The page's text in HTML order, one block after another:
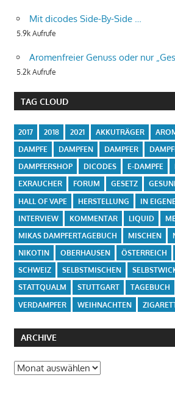
Mit dicodes Side-By-Side …
5.9k Aufrufe
Aromenfreier Genuss oder nur
5.2k Aufrufe
TAG CLOUD
2017 2018 2021 AKKUTRÄGER
DAMPFE
DAMPFEN DAMPFER
DAMPFERSHOP
DICODES E-DAMPFE
EXRAUCHER
FORUM GESETZ
HALL OF VAPE
HERSTELLUNG
IN
INTERVIEW
KOMMENTAR LIQUID
MIKAS DAMPFERTAGEBUCH
MISCHEN
NIKOTIN
OBERHAUSEN ÖSTERREICH
SCHWEIZ
SELBSTMISCHEN
STATTQUALM
STUTTGART TAGEBUCH
VERDAMPFER
WEIHNACHTEN
ARCHIVE
Archive